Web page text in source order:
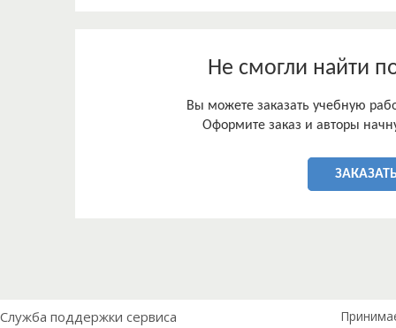
Не смогли найти
Вы можете заказать учебную
Оформите заказ и авторы
Служба поддержки сервиса